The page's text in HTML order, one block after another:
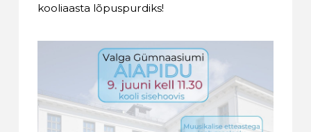
kooliaasta lõpuspurdiks!